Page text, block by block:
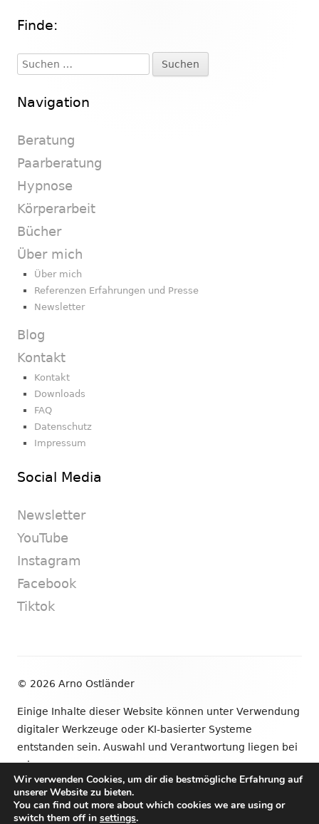
Haupt-
Seitenleiste
Finde:
Suchen
nach:
Navigation
Beratung
Paarberatung
Hypnose
Körperarbeit
Bücher
Über mich
Über mich
Referenzen Erfahrungen und Presse
Newsletter
Blog
Kontakt
Kontakt
Downloads
FAQ
Datenschutz
Impressum
Social Media
Newsletter
YouTube
Instagram
Facebook
Tiktok
© 2026 Arno Ostländer
Einige Inhalte dieser Website können unter Verwendung
digitaler Werkzeuge oder KI-basierter Systeme
entstanden sein. Auswahl und Verantwortung liegen bei
mir.
•VerwendetTiny Framework
Wir verwenden Cookies, um dir die bestmögliche Erfahrung auf
unserer Website zu bieten.
You can find out more about which cookies we are using or
switch them off in settings.